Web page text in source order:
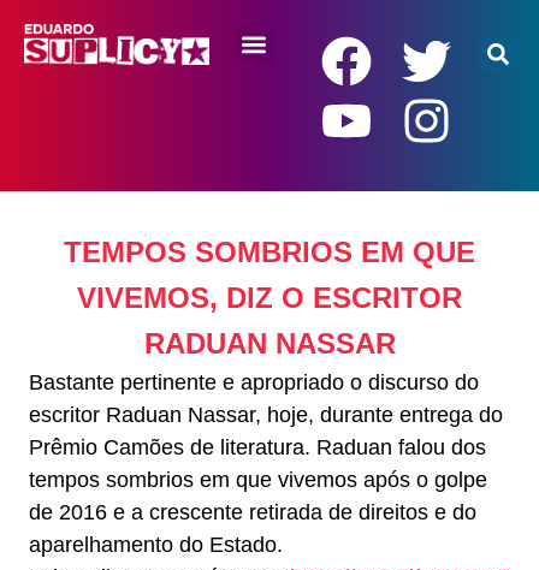
TEMPOS SOMBRIOS EM QUE
VIVEMOS, DIZ O ESCRITOR
RADUAN NASSAR
Bastante pertinente e apropriado o discurso do
escritor Raduan Nassar, hoje, durante entrega do
Prêmio Camões de literatura. Raduan falou dos
tempos sombrios em que vivemos após o golpe
de 2016 e a crescente retirada de direitos e do
aparelhamento do Estado.